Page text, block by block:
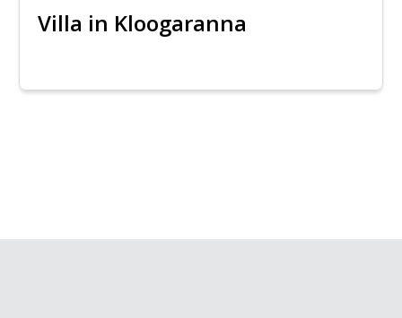
Villa in Kloogaranna